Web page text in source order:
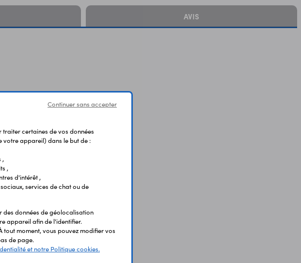
AVIS
consulté
Continuer sans accepter
certaines de vos données
votre appareil) dans le but de :
,
,
d'intérêt ,
services de chat ou de
des données de géolocalisation
appareil afin de l'identifier.
tout moment, vous pouvez modifier vos
de page.
et notre Politique cookies.